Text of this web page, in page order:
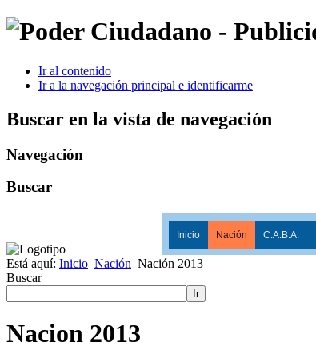
Ir al contenido
Ir a la navegación principal e identificarme
Buscar en la vista de navegación
Navegación
Buscar
Inicio Nación C.A.B.A.
Está aquí: Inicio Nación Nación 2013
Buscar
Ir
Nacion 2013